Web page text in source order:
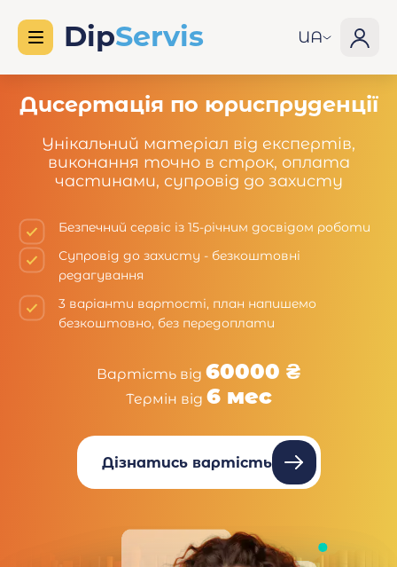
UA
Дисертація по юриспруденції
Унікальний матеріал від експертів,
виконання точно в строк, оплата
частинами, супровід до захисту
Безпечний сервіс із 15-річним досвідом роботи
Супровід до захисту - безкоштовні
редагування
3 варіанти вартості, план напишемо
безкоштовно, без передоплати
Вартість від 60000 ₴
Термін від 6 мес
Дізнатись вартість